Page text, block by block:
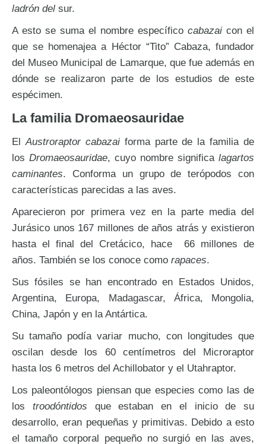
ladrón del sur.
A esto se suma el nombre específico cabazai con el
que se homenajea a Héctor “Tito” Cabaza, fundador
del Museo Municipal de Lamarque, que fue además en
dónde se realizaron parte de los estudios de este
espécimen.
La familia Dromaeosauridae
ElAustroraptor cabazai forma parte de la familia de
los Dromaeosauridae, cuyo nombre significa lagartos
caminantes. Conforma un grupo de terópodos con
características parecidas a las aves.
Aparecieron por primera vez en la parte media del
Jurásico unos 167 millones de años atrás y existieron
hasta el final del Cretácico, hace 66 millones de
años. También se los conoce como rapaces.
Sus fósiles se han encontrado en Estados Unidos,
Argentina, Europa, Madagascar, África, Mongolia,
China, Japón y en la Antártica.
Su tamaño podía variar mucho, con longitudes que
oscilan desde los 60 centímetros del Microraptor
hasta los 6 metros del Achillobator y el Utahraptor.
Los paleontólogos piensan que especies como las de
los troodóntidos que estaban en el inicio de su
desarrollo, eran pequeñas y primitivas. Debido a esto
el tamaño corporal pequeño no surgió en las aves,